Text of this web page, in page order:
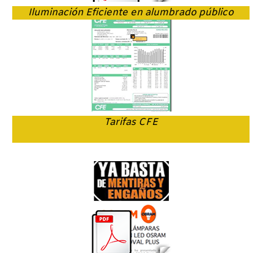
Iluminación Eficiente en alumbrado público
Tarifas CFE